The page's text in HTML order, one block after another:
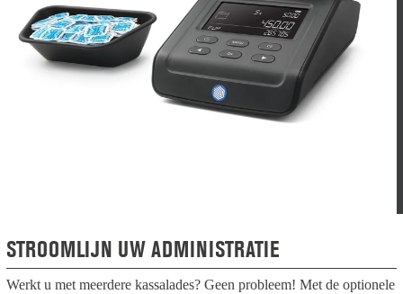
STROOMLIJN UW ADMINISTRATIE
Werkt u met meerdere kassalades? Geen probleem! Met de optionele